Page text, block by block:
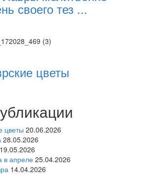
своего тез ...
цветы
цветы 20.06.2026
28.05.2026
19.05.2026
в апреле 25.04.2026
14.04.2026